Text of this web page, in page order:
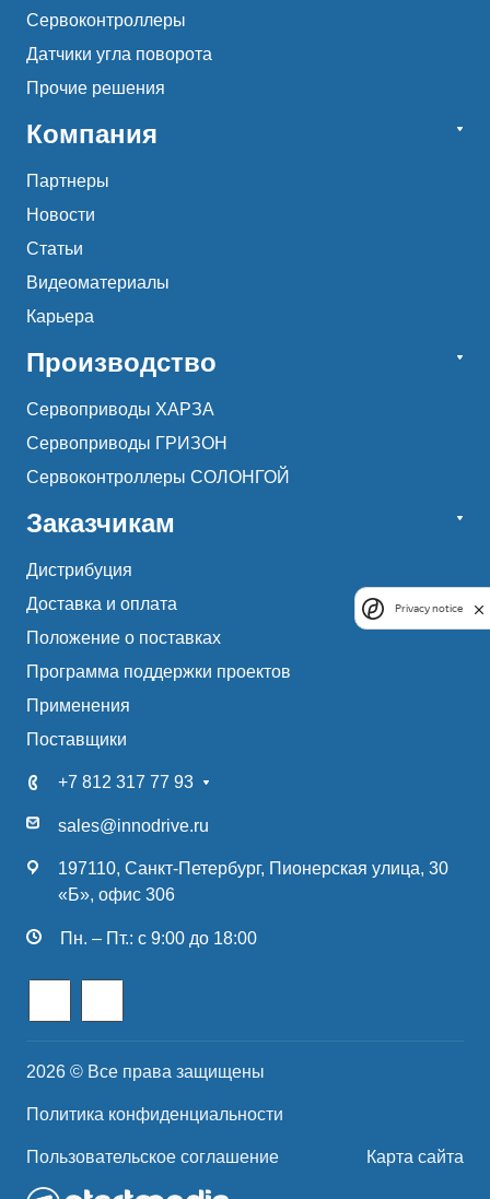
Сервоконтроллеры
Датчики угла поворота
Прочие решения
Компания
Партнеры
Новости
Статьи
Видеоматериалы
Карьера
Производство
Сервоприводы ХАРЗА
Сервоприводы ГРИЗОН
Сервоконтроллеры СОЛОНГОЙ
Заказчикам
Дистрибуция
Доставка и оплата
Положение о поставках
Программа поддержки проектов
Применения
Поставщики
+7 812 317 77 93
sales@innodrive.ru
197110, Санкт-Петербург, Пионерская улица, 30
«Б», офис 306
Пн. – Пт.: с 9:00 до 18:00
2026 © Все права защищены
Политика конфиденциальности
Пользовательское соглашение Карта сайта
Privacy notice